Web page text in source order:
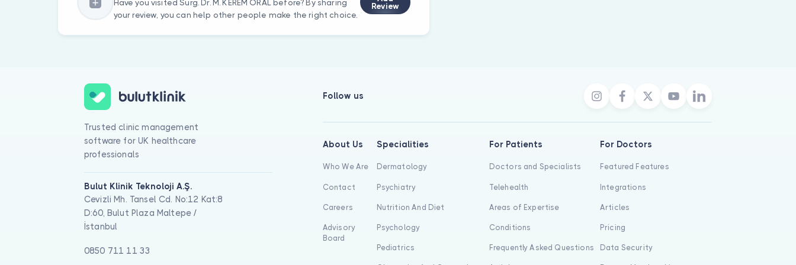
Have you visited Surg. Dr. M. KEREM ORAL before? By sharing
your review, you can help other people make the right choice.
Review
Trusted clinic management
software for UK healthcare
professionals
Bulut Klinik Teknoloji A.Ş.
Cevizli Mh. Tansel Cd. No:12 Kat:8
D:60, Bulut Plaza Maltepe /
İstanbul
0850 711 11 33
Follow us
About Us
Who We Are
Contact
Careers
Advisory
Board
Specialities
Dermatology
Psychiatry
Nutrition And Diet
Psychology
Pediatrics
For Patients
Doctors and Specialists
Telehealth
Areas of Expertise
Conditions
Frequently Asked Questions
For Doctors
Featured Features
Integrations
Articles
Pricing
Data Security